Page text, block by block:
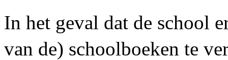
In het geval dat de school
van de) schoolboeken te